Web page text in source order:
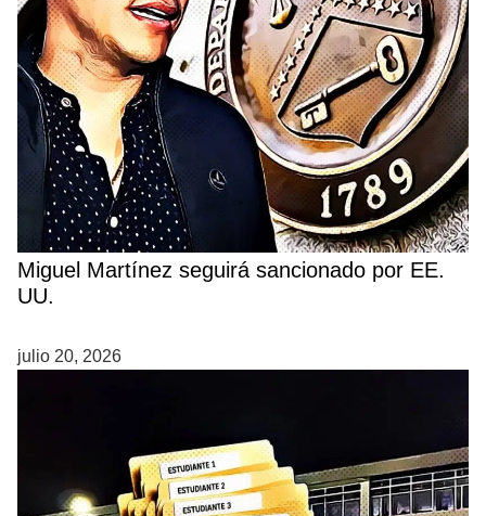
Miguel Martínez seguirá sancionado por EE.
UU.
julio 20, 2026